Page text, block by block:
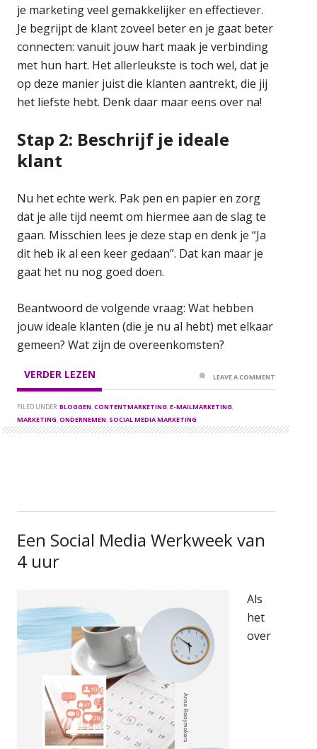
je marketing veel gemakkelijker en effectiever.
Je begrijpt de klant zoveel beter en je gaat beter
connecten: vanuit jouw hart maak je verbinding
met hun hart. Het allerleukste is toch wel, dat je
op deze manier juist die klanten aantrekt, die jij
het liefste hebt. Denk daar maar eens over na!
Stap 2: Beschrijf je ideale
klant
Nu het echte werk. Pak pen en papier en zorg
dat je alle tijd neemt om hiermee aan de slag te
gaan. Misschien lees je deze stap en denk je “Ja
dit heb ik al een keer gedaan”. Dat kan maar je
gaat het nu nog goed doen.
Beantwoord de volgende vraag: Wat hebben
jouw ideale klanten (die je nu al hebt) met elkaar
gemeen? Wat zijn de overeenkomsten?
VERDER LEZEN
FILED UNDER:BLOGGEN,CONTENTMARKETING,E-MAILMARKETING,
MARKETING,ONDERNEMEN, SOCIAL MEDIA MARKETING
LEAVE A COMMENT
Een Social Media Werkweek van
4 uur
Als
het
over